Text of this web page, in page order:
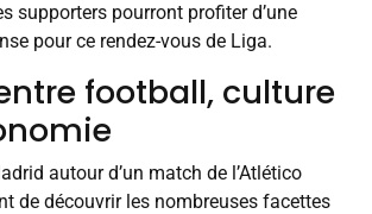
supporters pourront profiter d’une
pour ce rendez-vous de Liga.
football, culture
autour d’un match de l’Atlético
de découvrir les nombreuses facettes